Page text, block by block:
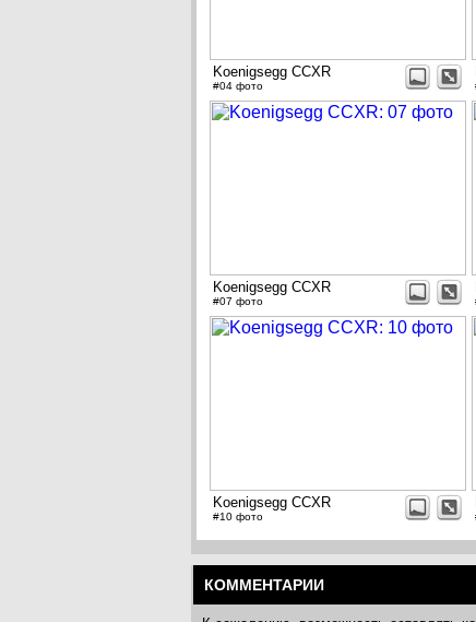
Koenigsegg CCXR
#04 фото
Koenigsegg CCXR
#07 фото
Koenigsegg CCXR
#10 фото
КОММЕНТАРИИ